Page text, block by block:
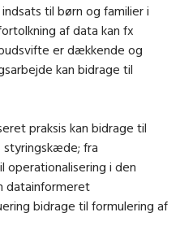
til børn og familier i
af data kan fx
er dækkende og
kan bidrage til
praksis kan bidrage til
styringskæde; fra
i den
datainformeret
bidrage til formulering af